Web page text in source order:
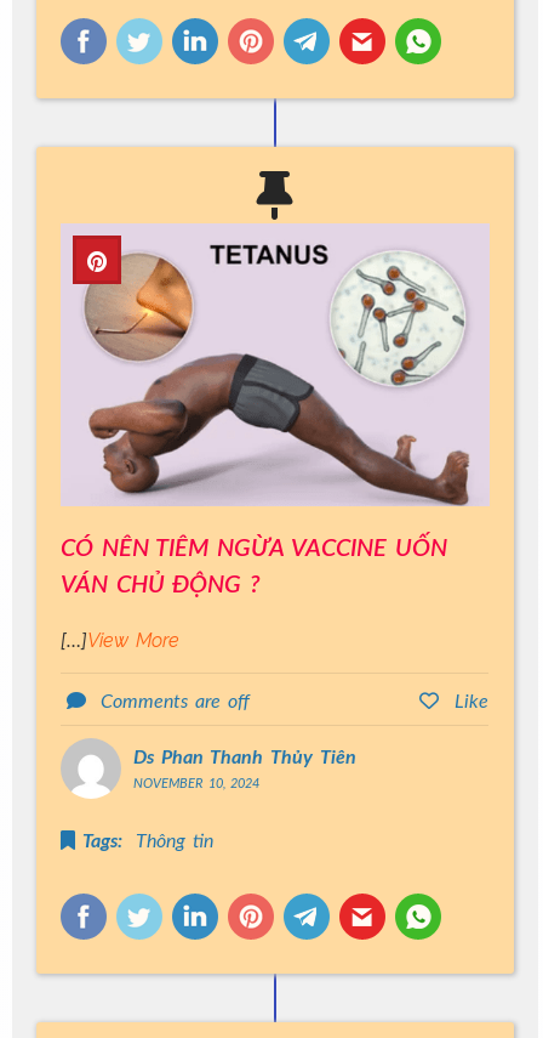
CÓ NÊN TIÊM NGỪA VACCINE UỐN
VÁN CHỦ ĐỘNG ?
[…]View More
Comments are off Like
Ds Phan Thanh Thủy Tiên
NOVEMBER 10, 2024
Tags: Thông tin